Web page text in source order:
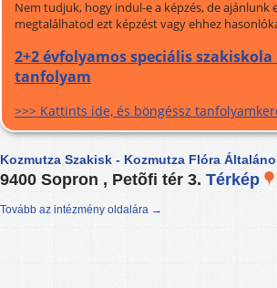
Nem tudjuk, hogy indul-e a képzés, de
megtalálhatod ezt képzést vagy ehhez
2+2 évfolyamos speciális
tanfolyam
>>> Kattints ide, és böngéssz
Kozmutza Szakisk - Kozmutza Flóra
9400 Sopron , Petõfi tér 3. Térkép
Tovább az intézmény oldalára →